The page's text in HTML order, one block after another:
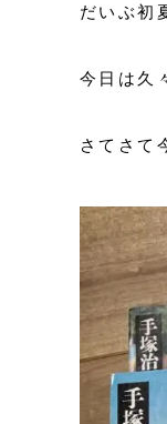
だいぶ初
今日は久
さてさて